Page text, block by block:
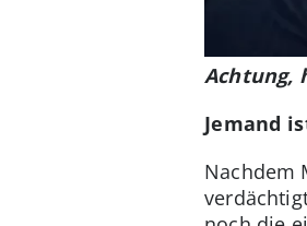
Achtung,
Jemand
Nachdem